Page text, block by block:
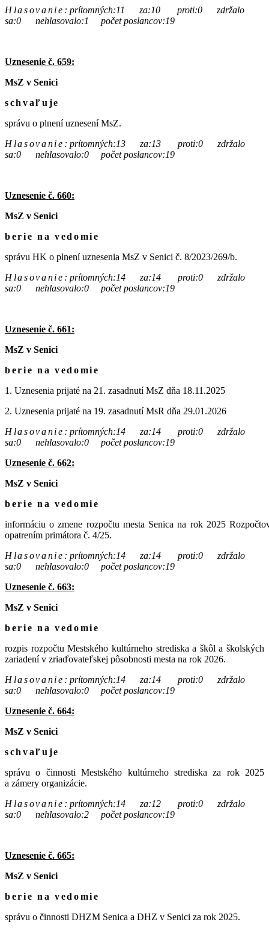
Hlasovanie : prítomných:11 za:10 proti:0 zdržalo
sa:0 nehlasovalo:1 počet poslancov:19
Uznesenie č. 659:
MsZ v Senici
schvaľuje
správu o plnení uznesení MsZ.
Hlasovanie : prítomných:13 za:13 proti:0 zdržalo
sa:0 nehlasovalo:0 počet poslancov:19
Uznesenie č. 660:
MsZ v Senici
berie na vedomie
správu HK o plnení uznesenia MsZ v Senici č. 8/2023/269/b.
Hlasovanie : prítomných:14 za:14 proti:0 zdržalo
sa:0 nehlasovalo:0 počet poslancov:19
Uznesenie č. 661:
MsZ v Senici
berie na vedomie
1. Uznesenia prijaté na 21. zasadnutí MsZ dňa 18.11.2025
2. Uznesenia prijaté na 19. zasadnutí MsR dňa 29.01.2026
Hlasovanie : prítomných:14 za:14 proti:0 zdržalo
sa:0 nehlasovalo:0 počet poslancov:19
Uznesenie č. 662:
MsZ v Senici
berie na vedomie
informáciu o zmene rozpočtu mesta Senica na rok 2025
opatrením primátora č. 4/25.
Hlasovanie : prítomných:14 za:14 proti:0 zdržalo
sa:0 nehlasovalo:0 počet poslancov:19
Uznesenie č. 663:
MsZ v Senici
berie na vedomie
rozpis rozpočtu Mestského kultúrneho strediska a škôl a školských
zariadení v zriaďovateľskej pôsobnosti mesta na rok 2026.
Hlasovanie : prítomných:14 za:14 proti:0 zdržalo
sa:0 nehlasovalo:0 počet poslancov:19
Uznesenie č. 664:
MsZ v Senici
schvaľuje
správu o činnosti Mestského kultúrneho strediska za rok 2025
a zámery organizácie.
Hlasovanie : prítomných:14 za:12 proti:0 zdržalo
sa:0 nehlasovalo:2 počet poslancov:19
Uznesenie č. 665:
MsZ v Senici
berie na vedomie
správu o činnosti DHZM Senica a DHZ v Senici za rok 2025.